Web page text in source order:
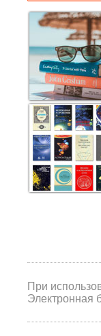
При
Электронная